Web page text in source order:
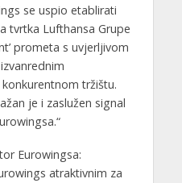
se uspio etablirati
tvrtka Lufthansa Grupe
prometa s uvjerljivom
tržištu.
je i zaslužen signal
Eurowingsa:
atraktivnim za